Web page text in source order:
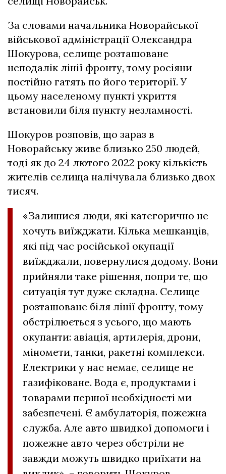
За словами начальника Новорайської
військової адміністрації Олександра
Шокурова, селище розташоване
неподалік лінії фронту, тому росіяни
постійно гатять по його території. У
цьому населеному пункті укриття
встановили біля пункту незламності.
Шокуров розповів, що зараз в
Новорайську живе близько 250 людей,
тоді як до 24 лютого 2022 року кількість
жителів селища налічувала близько двох
тисяч.
«Залишися люди, які категорично не
хочуть виїжджати. Кілька мешканців,
які під час російської окупації
виїжджали, повернулися додому. Вони
прийняли таке рішення, попри те, що
ситуація тут дуже складна. Селище
розташоване біля лінії фронту, тому
обстрілюється з усього, що мають
окупанти: авіація, артилерія, дрони,
міномети, танки, ракетні комплекси.
Електрики у нас немає, селище не
газифіковане. Вода є, продуктами і
товарами першої необхідності ми
забезпечені. Є амбулаторія, пожежна
служба. Але авто швидкої допомоги і
пожежне авто через обстріли не
завжди можуть швидко приїхати на